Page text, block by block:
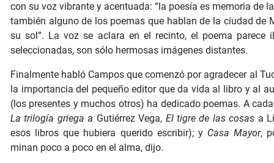
con su voz vibrante y acentuada: “la poesía es memoria de
también alguno de los poemas que hablan de la ciudad de
su sol”. La voz se aclara en el recinto, el poema parece
seleccionadas, son sólo hermosas imágenes distantes.
Finalmente habló Campos que comenzó por agradecer al
la importancia del pequeño editor que da vida al libro y al
(los presentes y muchos otros) ha dedicado poemas. A
La trilogía griega a Gutiérrez Vega, El tigre de las cosas a
esos libros que hubiera querido escribir); y Casa Mayor,
minan poco a poco en el alma, dijo.